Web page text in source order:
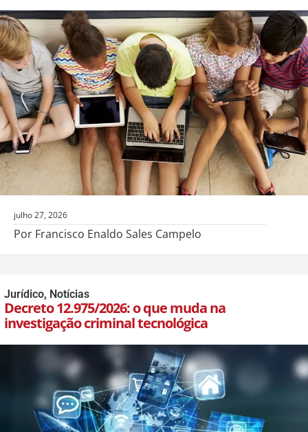
julho 27, 2026
Por Francisco Enaldo Sales Campelo
Jurídico, Notícias
Decreto 12.975/2026: o que muda na
investigação criminal tecnológica